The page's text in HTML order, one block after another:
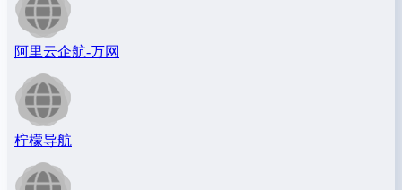
阿里云企航-万网
柠檬导航